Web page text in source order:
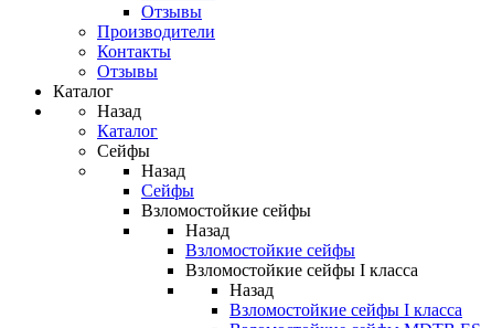
Отзывы
Производители
Контакты
Отзывы
Каталог
Назад
Каталог
Сейфы
Назад
Сейфы
Взломостойкие сейфы
Назад
Взломостойкие сейфы
Взломостойкие сейфы I класса
Назад
Взломостойкие сейфы I класса